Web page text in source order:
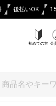
後払いOK
初めての方 会